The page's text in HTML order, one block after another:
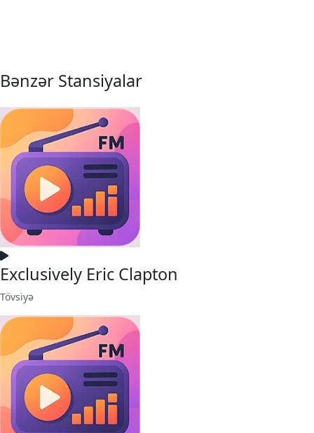
Bənzər Stansiyalar
Exclusively Eric Clapton
Tövsiyə